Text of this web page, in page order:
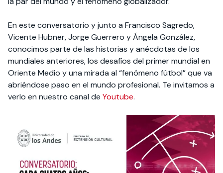
cursos
Especialidades y
estadías
Te puede
interesar:
International
students
Facultades
interesar:
2025
vinculación con la
sociedad
Extensión Cultural
Te puede interesar: Filantropía y Donaciones
intercambio
Servicios y apoyos
Te puede
interesar:
Explora el campus
Uandes
Noticias
estudiantiles
En este conversatorio y junto a Francisco Sagredo,
Vicente Hübner, Jorge Guerrero y Ángela González,
conocimos parte de las historias y anécdotas de los
mundiales anteriores, los desafíos del primer mundial en
Oriente Medio y una mirada al “fenómeno fútbol” que va
abriéndose paso en el mundo profesional. Te invitamos a
verlo en nuestro canal de Youtube.